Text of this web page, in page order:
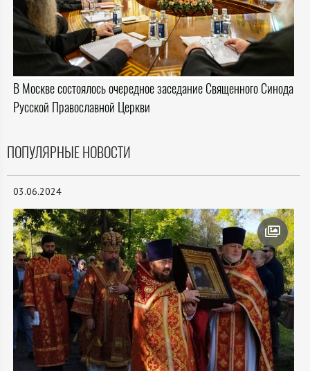
В Москве состоялось очередное заседание Священного Синода
Русской Православной Церкви
ПОПУЛЯРНЫЕ НОВОСТИ
03.06.2024